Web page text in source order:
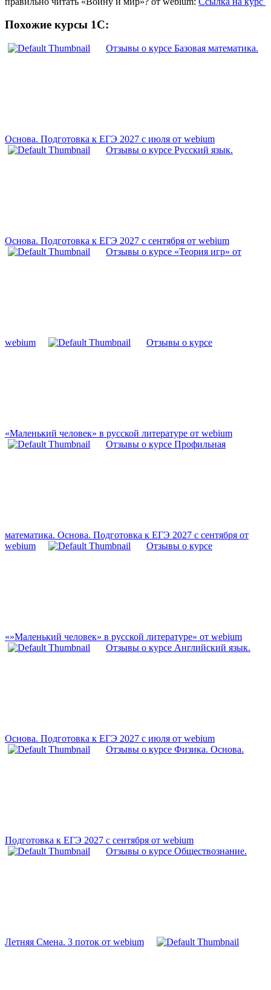
Похожие курсы 1С:
Отзывы о курсе Базовая математика.
Основа. Подготовка к ЕГЭ 2027 с июля от webium
Отзывы о курсе Русский язык.
Основа. Подготовка к ЕГЭ 2027 с сентября от webium
Отзывы о курсе «Теория игр» от
webium Отзывы о курсе
«Маленький человек» в русской литературе от webium
Отзывы о курсе Профильная
математика. Основа. Подготовка к ЕГЭ 2027 с сентября от
webium
Отзывы о курсе
«»Маленький человек» в русской литературе» от webium
Отзывы о курсе Английский язык.
Основа. Подготовка к ЕГЭ 2027 с июля от webium
Отзывы о курсе Физика. Основа.
Подготовка к ЕГЭ 2027 с сентября от webium
Отзывы о курсе Обществознание.
Летняя Смена. 3 поток от webium